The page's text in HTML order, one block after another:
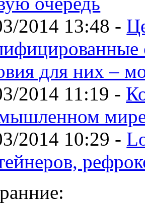
2014 13:48 -
для них –
2014 11:19 -
2014 10:29 -